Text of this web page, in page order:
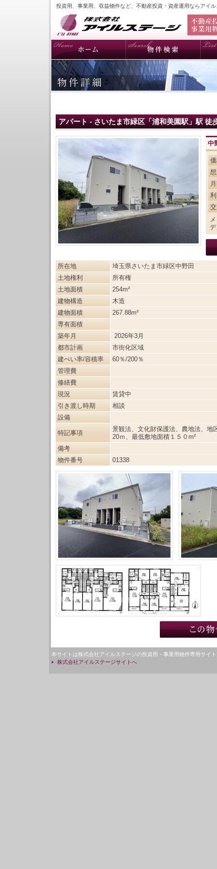
投資用、事業用、収益物件など、不動産投資・資産運用ならアイ
アパート - さいたま市緑区「浦和美園駅」駅 徒
中
所在地
埼玉県さいたま市緑区中野田
土地権利
所有権
土地面積
254m²
建物構造
木造
建物面積
267.88m²
専有面積
築年月
2026年3月
都市計画
市街化区域
建ぺい率/容積率
60％/200％
管理費
修繕費
現況
賃貸中
引き渡し時期
相談
設備
特記事項
景観法、文化財保護法、農地法、地
20ｍ、最低敷地面積１５０m²
備考
物件番号
01338
本サイトは株式会社アイルステージの投資用・事業用物件専用サイ
株式会社アイルステージサイトへ